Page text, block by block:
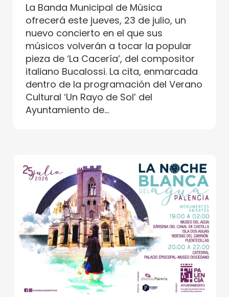
La Banda Municipal de Música
ofrecerá este jueves, 23 de julio, un
nuevo concierto en el que sus
músicos volverán a tocar la popular
pieza de ‘La Cacería’, del compositor
italiano Bucalossi. La cita, enmarcada
dentro de la programación del Verano
Cultural ‘Un Rayo de Sol’ del
Ayuntamiento de...